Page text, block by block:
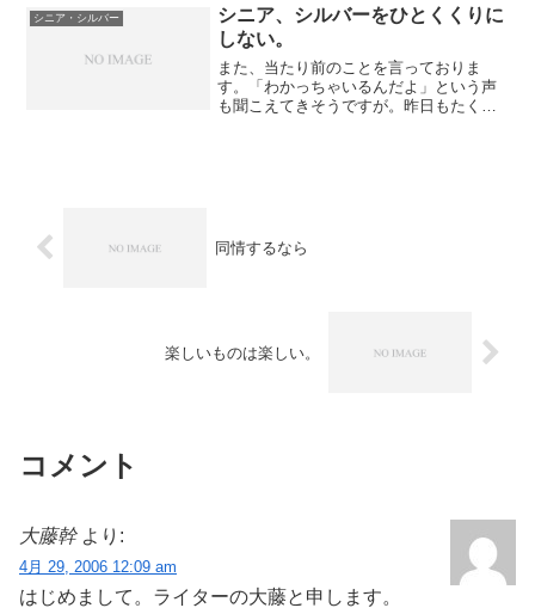
話になるが、先日76歳の...
シニア・シルバー
シニア、シルバーをひとくくりに
しない。
また、当たり前のことを言っておりま
す。「わかっちゃいるんだよ」という声
も聞こえてきそうですが。昨日もたくさ
同情するなら
楽しいものは楽しい。
コメント
大藤幹 より:
4月 29, 2006 12:09 am
はじめまして。ライターの大藤と申します。